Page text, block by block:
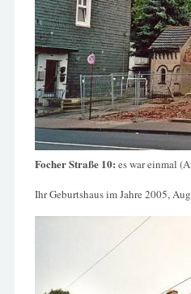
Focher Straße 10: es war einmal
Ihr Geburtshaus im Jahre 2005,